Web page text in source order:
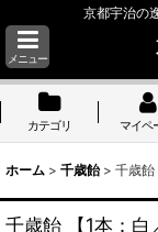
京都宇治の
メニュー
カテゴリ マイペ
ホーム > 千歳飴 > 千歳飴
千歳飴 【1本：白